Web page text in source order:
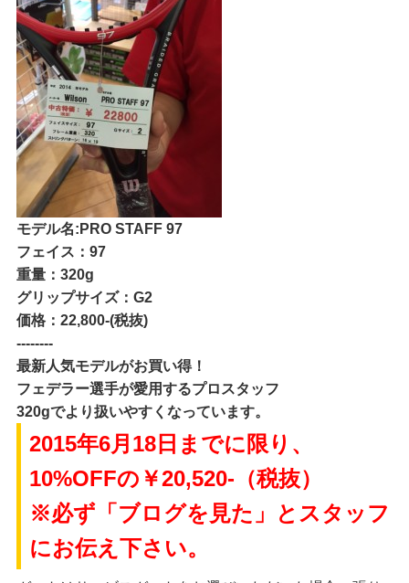
モデル名:PRO STAFF 97
フェイス：97
重量：320g
グリップサイズ：G2
価格：22,800-(税抜)
--------
最新人気モデルがお買い得！
フェデラー選手が愛用するプロスタッフ
320gでより扱いやすくなっています。
2015年6月18日までに限り、
10%OFFの￥20,520-（税抜）
※必ず「ブログを見た」とスタッフ
にお伝え下さい。